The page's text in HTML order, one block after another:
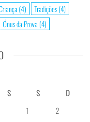
(4) Tradições(4)
Ónus da Prova (4)
S S
D
1
2